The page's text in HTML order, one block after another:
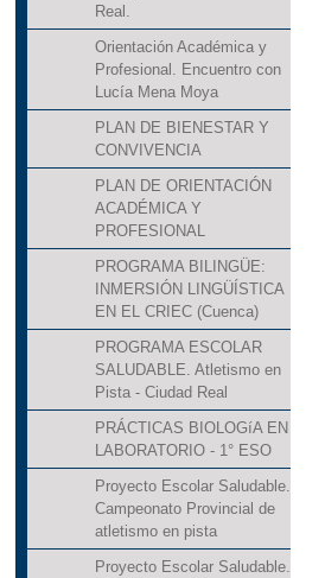
Real.
Orientación Académica y
Profesional. Encuentro con
Lucía Mena Moya
PLAN DE BIENESTAR Y
CONVIVENCIA
PLAN DE ORIENTACIÓN
ACADÉMICA Y
PROFESIONAL
PROGRAMA BILINGÜE:
INMERSIÓN LINGÜÍSTICA
EN EL CRIEC (Cuenca)
PROGRAMA ESCOLAR
SALUDABLE. Atletismo en
Pista - Ciudad Real
PRÁCTICAS BIOLOGíA EN
LABORATORIO - 1° ESO
Proyecto Escolar Saludable.
Campeonato Provincial de
atletismo en pista
Proyecto Escolar Saludable.